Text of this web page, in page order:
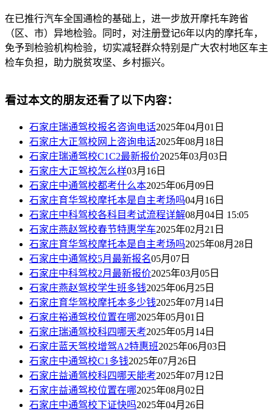
在已推行汽车全国通检的基础上，进一步放开摩托车跨省
（区、市）异地检验。同时，对注册登记6年以内的摩托车，
免予到检验机构检验，切实减轻群众特别是广大农村地区车主
检车负担，助力脱贫攻坚、乡村振兴。
看过本文的朋友还看了以下内容：
石家庄瑞通驾校报名咨询电话2025年04月01日
石家庄大正驾校网上咨询电话2025年08月18日
石家庄瑞通驾校C1C2最新报价2025年03月03日
石家庄大正驾校怎么样03月16日
石家庄中通驾校都考什么本2025年06月09日
石家庄育华驾校摩托本是自主考场吗04月16日
石家庄中科驾校各科目考试流程详解08月04日 15:05
石家庄燕赵驾校春节特惠学车2025年02月21日
石家庄育华驾校摩托本是自主考场吗2025年08月28日
石家庄中通驾校5月最新报名05月07日
石家庄中科驾校2月最新报价2025年03月05日
石家庄燕赵驾校学生班多钱2025年06月25日
石家庄育华驾校摩托本多少钱2025年07月14日
石家庄裕通驾校位置在哪2025年05月01日
石家庄瑞通驾校科四哪天考2025年05月14日
石家庄蓝天驾校增驾A2特惠班2025年06月03日
石家庄中通驾校C1多钱2025年07月26日
石家庄益通驾校科四哪天能考2025年07月12日
石家庄益通驾校位置在哪2025年08月02日
石家庄中通驾校下证快吗2025年04月26日